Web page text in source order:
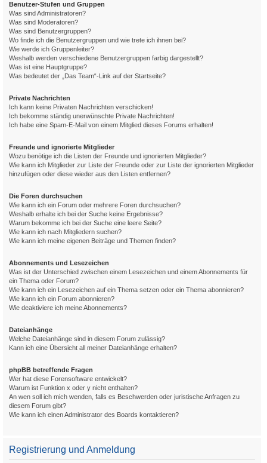
Benutzer-Stufen und Gruppen
Was sind Administratoren?
Was sind Moderatoren?
Was sind Benutzergruppen?
Wo finde ich die Benutzergruppen und wie trete ich ihnen bei?
Wie werde ich Gruppenleiter?
Weshalb werden verschiedene Benutzergruppen farbig dargestellt?
Was ist eine Hauptgruppe?
Was bedeutet der „Das Team“-Link auf der Startseite?
Private Nachrichten
Ich kann keine Privaten Nachrichten verschicken!
Ich bekomme ständig unerwünschte Private Nachrichten!
Ich habe eine Spam-E-Mail von einem Mitglied dieses Forums erhalten!
Freunde und ignorierte Mitglieder
Wozu benötige ich die Listen der Freunde und ignorierten Mitglieder?
Wie kann ich Mitglieder zur Liste der Freunde oder zur Liste der ignorierten Mitglieder
hinzufügen oder diese wieder aus den Listen entfernen?
Die Foren durchsuchen
Wie kann ich ein Forum oder mehrere Foren durchsuchen?
Weshalb erhalte ich bei der Suche keine Ergebnisse?
Warum bekomme ich bei der Suche eine leere Seite?
Wie kann ich nach Mitgliedern suchen?
Wie kann ich meine eigenen Beiträge und Themen finden?
Abonnements und Lesezeichen
Was ist der Unterschied zwischen einem Lesezeichen und einem Abonnements für
ein Thema oder Forum?
Wie kann ich ein Lesezeichen auf ein Thema setzen oder ein Thema abonnieren?
Wie kann ich ein Forum abonnieren?
Wie deaktiviere ich meine Abonnements?
Dateianhänge
Welche Dateianhänge sind in diesem Forum zulässig?
Kann ich eine Übersicht all meiner Dateianhänge erhalten?
phpBB betreffende Fragen
Wer hat diese Forensoftware entwickelt?
Warum ist Funktion x oder y nicht enthalten?
An wen soll ich mich wenden, falls es Beschwerden oder juristische Anfragen zu
diesem Forum gibt?
Wie kann ich einen Administrator des Boards kontaktieren?
Registrierung und Anmeldung